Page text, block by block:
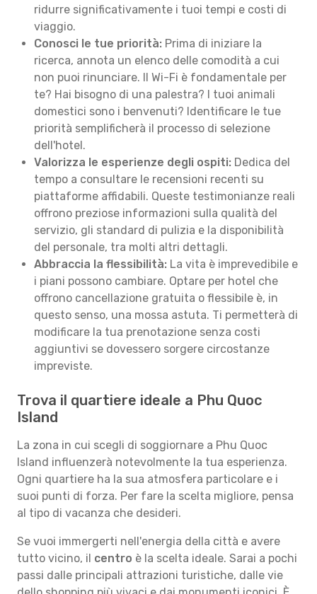
ridurre significativamente i tuoi tempi e costi di
viaggio.
Conosci le tue priorità: Prima di iniziare la
ricerca, annota un elenco delle comodità a cui
non puoi rinunciare. Il Wi-Fi è fondamentale per
te? Hai bisogno di una palestra? I tuoi animali
domestici sono i benvenuti? Identificare le tue
priorità semplificherà il processo di selezione
dell'hotel.
Valorizza le esperienze degli ospiti: Dedica del
tempo a consultare le recensioni recenti su
piattaforme affidabili. Queste testimonianze reali
offrono preziose informazioni sulla qualità del
servizio, gli standard di pulizia e la disponibilità
del personale, tra molti altri dettagli.
Abbraccia la flessibilità: La vita è imprevedibile e
i piani possono cambiare. Optare per hotel che
offrono cancellazione gratuita o flessibile è, in
questo senso, una mossa astuta. Ti permetterà di
modificare la tua prenotazione senza costi
aggiuntivi se dovessero sorgere circostanze
impreviste.
Trova il quartiere ideale a Phu Quoc
Island
La zona in cui scegli di soggiornare a Phu Quoc
Island influenzerà notevolmente la tua esperienza.
Ogni quartiere ha la sua atmosfera particolare e i
suoi punti di forza. Per fare la scelta migliore, pensa
al tipo di vacanza che desideri.
Se vuoi immergerti nell'energia della città e avere
tutto vicino, il centro è la scelta ideale. Sarai a pochi
passi dalle principali attrazioni turistiche, dalle vie